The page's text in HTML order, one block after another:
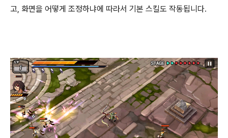
고, 화면을 어떻게 조정하냐에 따라서 기본 스킬도 작동됩니다.